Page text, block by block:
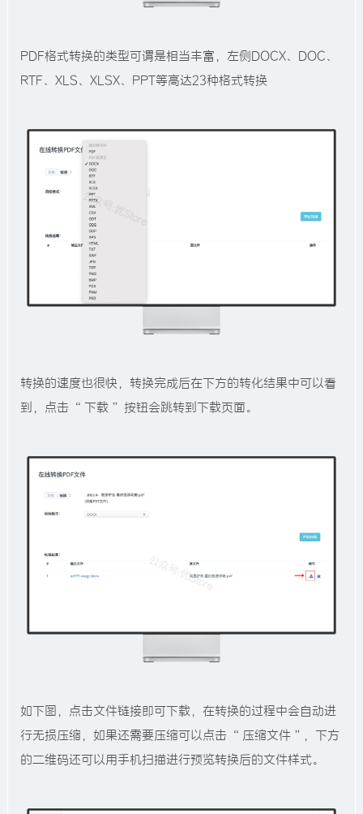
PDF格式转换的类型可谓是相当丰富，左侧DOCX、DOC、
RTF、XLS、XLSX、PPT等高达23种格式转换
转换的速度也很快，转换完成后在下方的转化结果中可以看
到，点击 “ 下载 ” 按钮会跳转到下载页面。
如下图，点击文件链接即可下载，在转换的过程中会自动进
行无损压缩，如果还需要压缩可以点击 “ 压缩文件 ”，下方
的二维码还可以用手机扫描进行预览转换后的文件样式。